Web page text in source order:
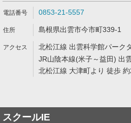
0853-21-5557
島根県出雲市今市町339-1
北松江線 出雲科学館パーク
JR山陰本線(米子～益田) 出
北松江線 大津町より 徒歩
スクールIE